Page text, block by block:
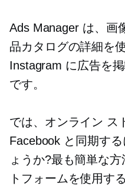
Ads Manager は、画
品カタログの詳細を
Instagram に広告を
です。
では、オンライン ス
Facebook と同期す
ょうか?最も簡単な
トフォームを使用す